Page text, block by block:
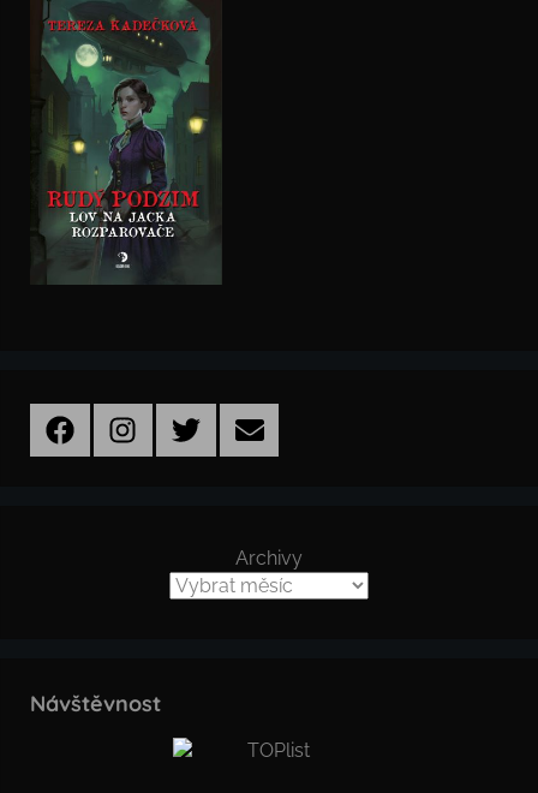
FacebookInstagramTwitter Email
Archivy
Návštěvnost